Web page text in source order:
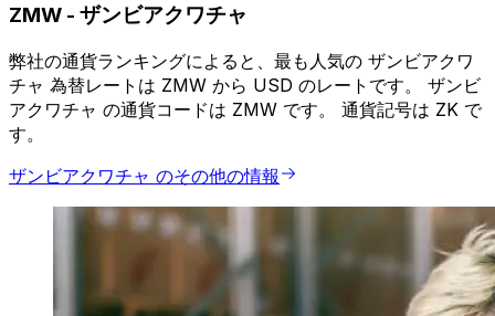
ZMW - ザンビアクワチャ
弊社の通貨ランキングによると、最も人気の ザンビアクワ
チャ 為替レートは ZMW から USD のレートです。 ザンビ
アクワチャ の通貨コードは ZMW です。 通貨記号は ZK で
す。
ザンビアクワチャ のその他の情報